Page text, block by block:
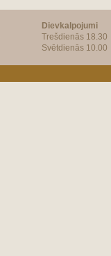
Dievkalpojumi
Trešdienās 18.30
Svētdienās 10.00